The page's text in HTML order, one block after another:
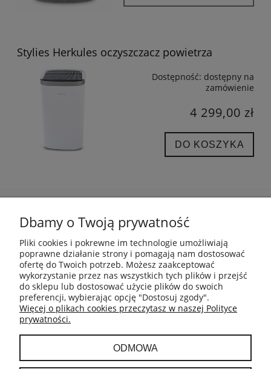
Stylies Herkules oczyszczacz powietrza
Dostępność: dostępny na
zamówienie
4 299,00 zł
DO KOSZYKA
INFORMACJE
PŁATNOŚCI I DOSTAWA
GWARANCJA I ZWROTY
MOJE KONTO
Dbamy o Twoją prywatność
Pliki cookies i pokrewne im technologie umożliwiają
poprawne działanie strony i pomagają nam dostosować
ofertę do Twoich potrzeb. Możesz zaakceptować
wykorzystanie przez nas wszystkich tych plików i przejść
do sklepu lub dostosować użycie plików do swoich
preferencji, wybierając opcję "Dostosuj zgody".
Więcej o plikach cookies przeczytasz w naszej Polityce
prywatności.
ODMOWA